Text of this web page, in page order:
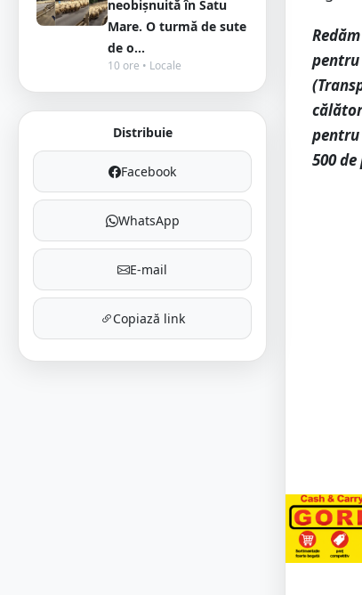
neobișnuită în Satu
Mare. O turmă de sute
de o...
10 ore • Locale
Distribuie
Facebook
WhatsApp
E-mail
Copiază link
pentru
pentru
500